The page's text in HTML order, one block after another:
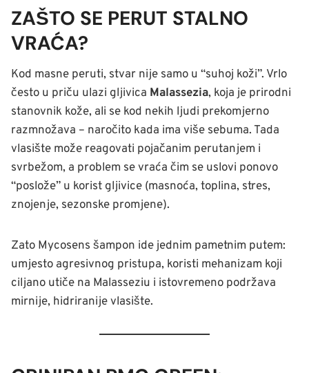
ZAŠTO SE PERUT STALNO
VRAĆA?
Kod masne peruti, stvar nije samo u “suhoj koži”. Vrlo
često u priču ulazi gljivica Malassezia, koja je prirodni
stanovnik kože, ali se kod nekih ljudi prekomjerno
razmnožava – naročito kada ima više sebuma. Tada
vlasište može reagovati pojačanim perutanjem i
svrbežom, a problem se vraća čim se uslovi ponovo
“poslože” u korist gljivice (masnoća, toplina, stres,
znojenje, sezonske promjene).
Zato Mycosens šampon ide jednim pametnim putem:
umjesto agresivnog pristupa, koristi mehanizam koji
ciljano utiče na Malasseziu i istovremeno podržava
mirnije, hidriranije vlasište.